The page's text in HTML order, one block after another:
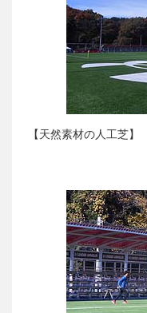
【天然素材の人工芝】